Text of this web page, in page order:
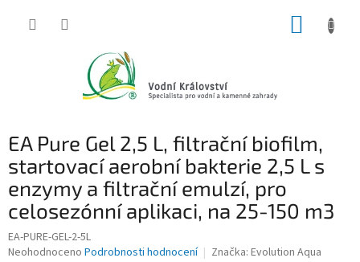
EA Pure Gel 2,5 L, filtrační biofilm,
startovací aerobní bakterie 2,5 L s
enzymy a filtrační emulzí, pro
celosezónní aplikaci, na 25-150 m3
EA-PURE-GEL-2-5L
Průměrné
Neohodnoceno Podrobnosti hodnocení Značka: Evolution Aqua